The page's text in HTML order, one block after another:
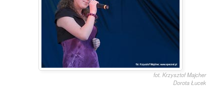
fot. Krzysztof Majcher
Dorota Łucek